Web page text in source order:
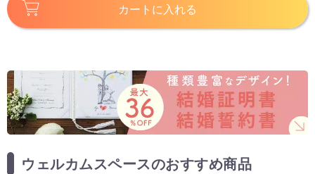
カートに入れる
ウェルカムスペースのおすすめ商品